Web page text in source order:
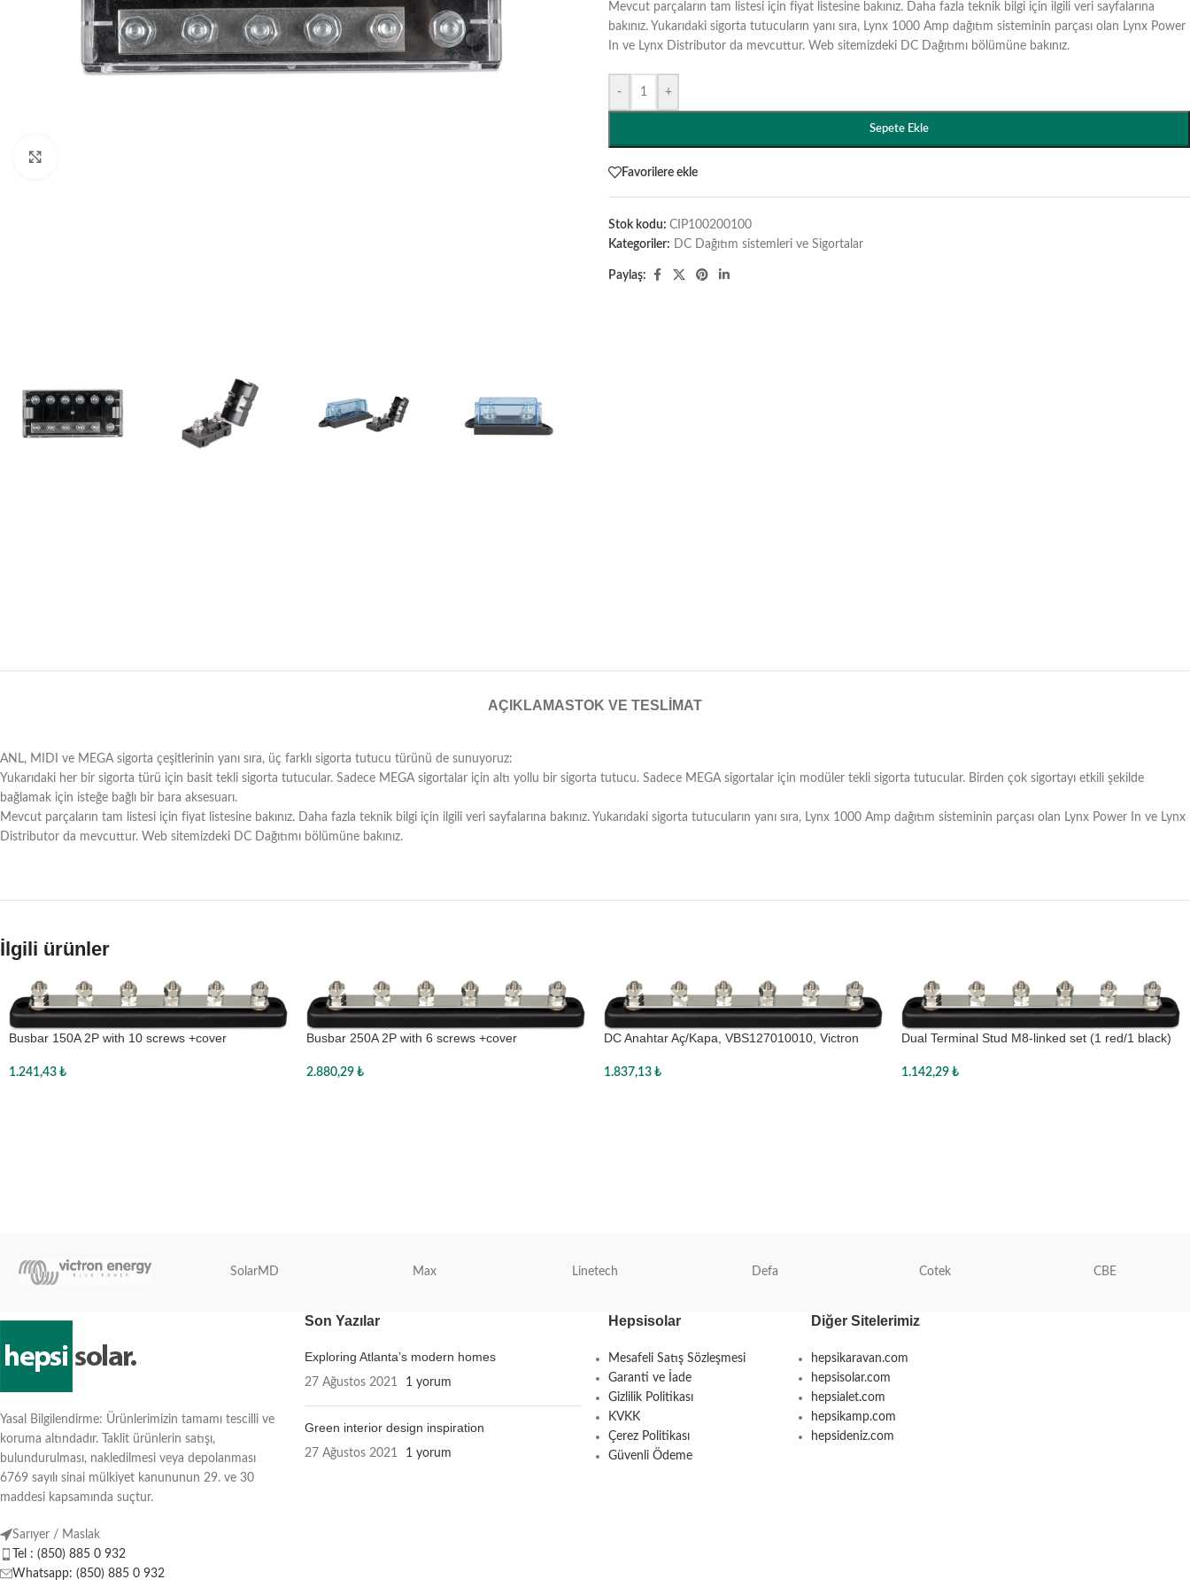
Mevcut parçaların tam listesi için fiyat listesine bakınız. Daha fazla teknik bilgi için ilgili veri sayfalarına
bakınız. Yukarıdaki sigorta tutucuların yanı sıra, Lynx 1000 Amp dağıtım sisteminin parçası olan Lynx Power
In ve Lynx Distributor da mevcuttur. Web sitemizdeki DC Dağıtımı bölümüne bakınız.
- +
Sepete Ekle
Favorilere ekle
Stok kodu: CIP100200100
Kategoriler: DC Dağıtım sistemleri ve Sigortalar
Paylaş:
AÇIKLAMASTOK VE TESLIMAT
ANL, MIDI ve MEGA sigorta çeşitlerinin yanı sıra, üç farklı sigorta tutucu türünü de sunuyoruz:
Yukarıdaki her bir sigorta türü için basit tekli sigorta tutucular. Sadece MEGA sigortalar için altı yollu bir sigorta tutucu. Sadece MEGA sigortalar için modüler tekli sigorta tutucular. Birden çok sigortayı etkili şekilde
bağlamak için isteğe bağlı bir bara aksesuarı.
Mevcut parçaların tam listesi için fiyat listesine bakınız. Daha fazla teknik bilgi için ilgili veri sayfalarına bakınız. Yukarıdaki sigorta tutucuların yanı sıra, Lynx 1000 Amp dağıtım sisteminin parçası olan Lynx Power In ve Lynx
Distributor da mevcuttur. Web sitemizdeki DC Dağıtımı bölümüne bakınız.
İlgili ürünler
Busbar 150A 2P with 10 screws +cover
1.241,43 ₺
Busbar 250A 2P with 6 screws +cover
2.880,29 ₺
DC Anahtar Aç/Kapa, VBS127010010, Victron
1.837,13 ₺
Dual Terminal Stud M8-linked set (1 red/1 black)
1.142,29 ₺
SolarMD Max Linetech Defa Cotek CBE
Yasal Bilgilendirme: Ürünlerimizin tamamı tescilli ve
koruma altındadır. Taklit ürünlerin satışı,
bulundurulması, nakledilmesi veya depolanması
6769 sayılı sinai mülkiyet kanununun 29. ve 30
maddesi kapsamında suçtur.
Sarıyer / Maslak
Tel : (850) 885 0 932
Whatsapp: (850) 885 0 932
Son Yazılar
Exploring Atlanta’s modern homes
27 Ağustos 2021 1 yorum
Green interior design inspiration
27 Ağustos 2021 1 yorum
Hepsisolar
Mesafeli Satış Sözleşmesi
Garanti ve İade
Gizlilik Politikası
KVKK
Çerez Politikası
Güvenli Ödeme
Diğer Sitelerimiz
hepsikaravan.com
hepsisolar.com
hepsialet.com
hepsikamp.com
hepsideniz.com